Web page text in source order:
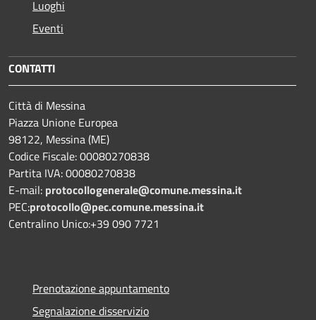
Luoghi
Eventi
CONTATTI
Città di Messina
Piazza Unione Europea
98122, Messina (ME)
Codice Fiscale: 00080270838
Partita IVA: 00080270838
E-mail: protocollogenerale@comune.messina.it
PEC:protocollo@pec.comune.messina.it
Centralino Unico:+39 090 7721
Prenotazione appuntamento
Segnalazione disservizio